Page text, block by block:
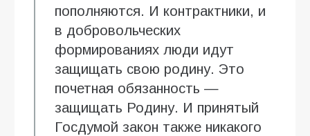
пополняются. И контрактники, и
в добровольческих
формированиях люди идут
защищать свою родину. Это
почетная обязанность —
защищать Родину. И принятый
Госдумой закон также никакого